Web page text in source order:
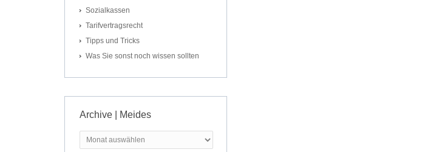
Sozialkassen
Tarifvertragsrecht
Tipps und Tricks
Was Sie sonst noch wissen sollten
Archive | Meides
Archive
|